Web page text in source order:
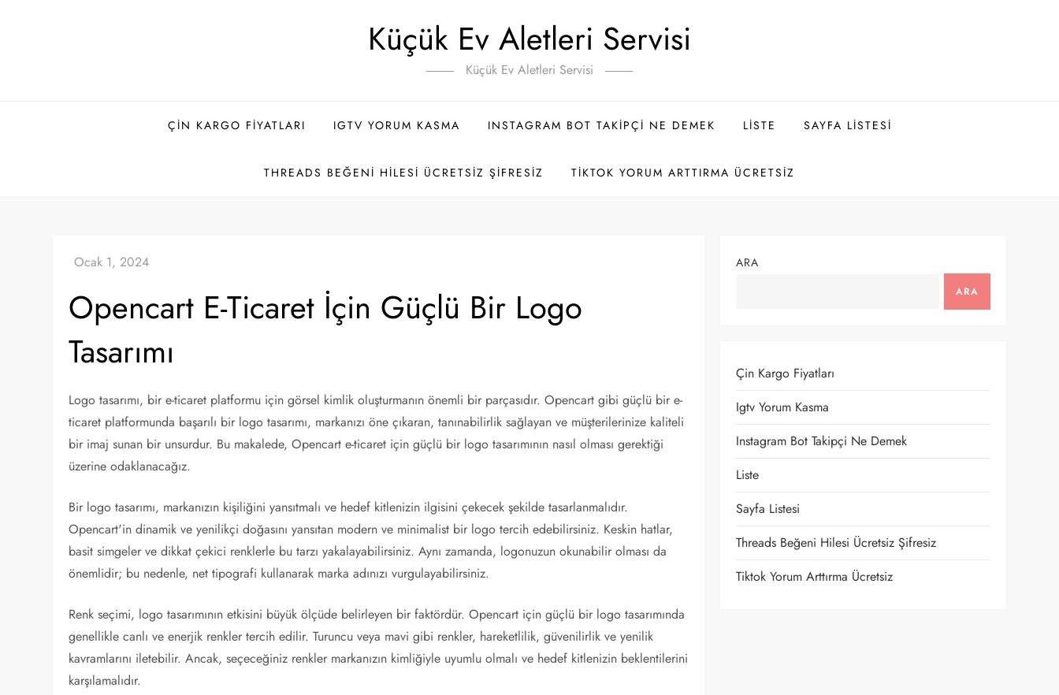
Küçük Ev Aletleri Servisi
Küçük Ev Aletleri Servisi
ÇIN KARGO FIYATLARI IGTV YORUM KASMA INSTAGRAM BOT TAKIPÇI NE DEMEK LISTE SAYFA LISTESI
THREADS BEĞENI HILESI ÜCRETSIZ ŞIFRESIZ TIKTOK YORUM ARTTIRMA ÜCRETSIZ
Opencart E-Ticaret İçin Güçlü Bir Logo
Tasarımı
Logo tasarımı, bir e-ticaret platformu için görsel kimlik oluşturmanın önemli bir parçasıdır. Opencart gibi güçlü bir e-
ticaret platformunda başarılı bir logo tasarımı, markanızı öne çıkaran, tanınabilirlik sağlayan ve müşterilerinize kaliteli
bir imaj sunan bir unsurdur. Bu makalede, Opencart e-ticaret için güçlü bir logo tasarımının nasıl olması gerektiği
üzerine odaklanacağız.
Bir logo tasarımı, markanızın kişiliğini yansıtmalı ve hedef kitlenizin ilgisini çekecek şekilde tasarlanmalıdır.
Opencart'in dinamik ve yenilikçi doğasını yansıtan modern ve minimalist bir logo tercih edebilirsiniz. Keskin hatlar,
basit simgeler ve dikkat çekici renklerle bu tarzı yakalayabilirsiniz. Aynı zamanda, logonuzun okunabilir olması da
önemlidir; bu nedenle, net tipografi kullanarak marka adınızı vurgulayabilirsiniz.
Renk seçimi, logo tasarımının etkisini büyük ölçüde belirleyen bir faktördür. Opencart için güçlü bir logo tasarımında
genellikle canlı ve enerjik renkler tercih edilir. Turuncu veya mavi gibi renkler, hareketlilik, güvenilirlik ve yenilik
kavramlarını iletebilir. Ancak, seçeceğiniz renkler markanızın kimliğiyle uyumlu olmalı ve hedef kitlenizin beklentilerini
karşılamalıdır.
ARA
ARA
Çin Kargo Fiyatları
Igtv Yorum Kasma
Instagram Bot Takipçi Ne Demek
Liste
Sayfa Listesi
Threads Beğeni Hilesi Ücretsiz Şifresiz
Tiktok Yorum Arttırma Ücretsiz